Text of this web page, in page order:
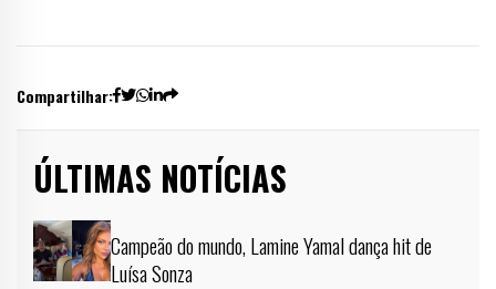
Compartilhar:
ÚLTIMAS NOTÍCIAS
Campeão do mundo, Lamine Yamal dança hit de
Luísa Sonza